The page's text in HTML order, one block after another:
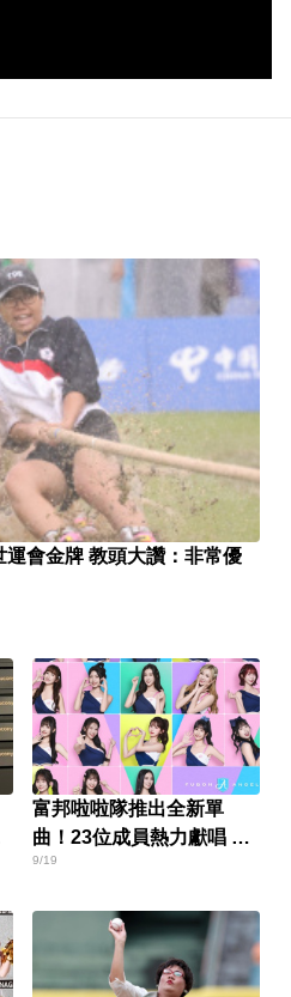
會金牌 教頭大讚：非常優
富邦啦啦隊推出全新單
曲！23位成員熱力獻唱 台
韓團隊跨國打造
9/19